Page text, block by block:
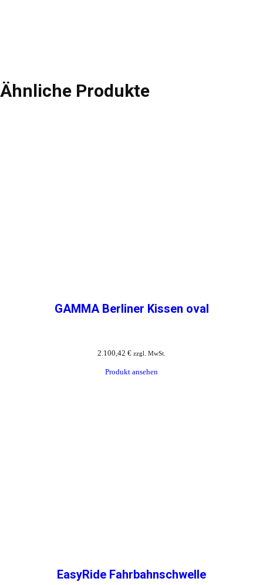
Ähnliche Produkte
GAMMA Berliner Kissen oval
2.100,42 € zzgl. MwSt.
Produkt ansehen
EasyRide Fahrbahnschwelle